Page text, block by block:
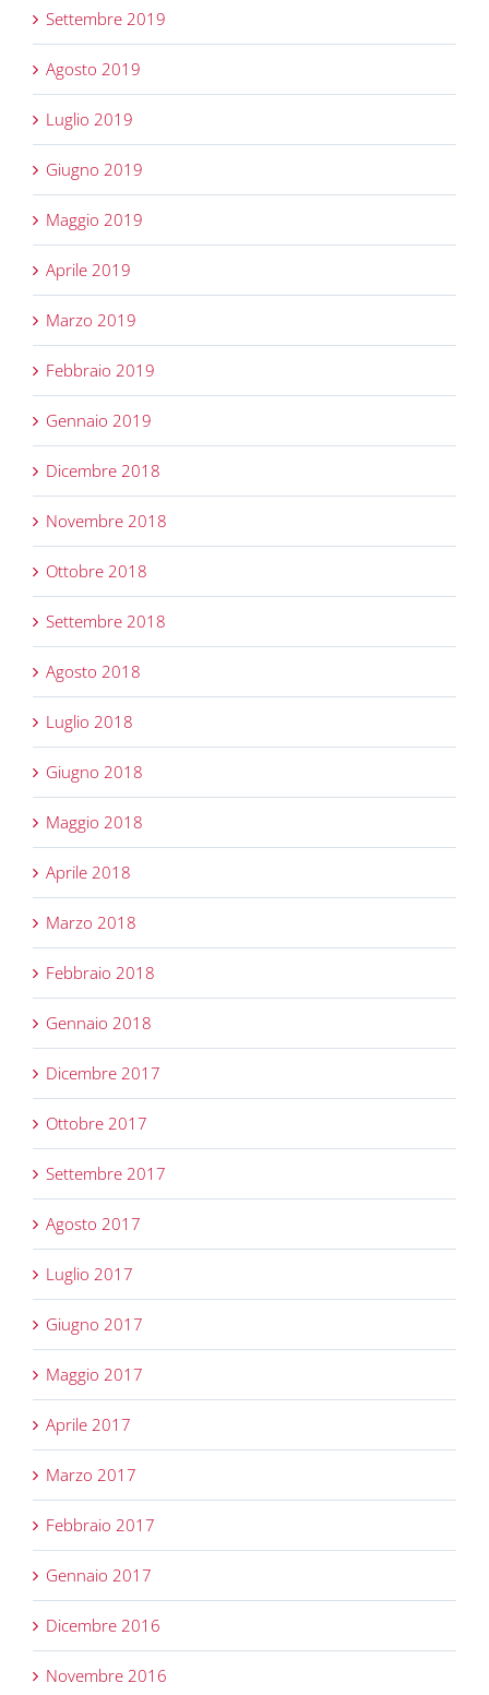
Settembre 2019
Agosto 2019
Luglio 2019
Giugno 2019
Maggio 2019
Aprile 2019
Marzo 2019
Febbraio 2019
Gennaio 2019
Dicembre 2018
Novembre 2018
Ottobre 2018
Settembre 2018
Agosto 2018
Luglio 2018
Giugno 2018
Maggio 2018
Aprile 2018
Marzo 2018
Febbraio 2018
Gennaio 2018
Dicembre 2017
Ottobre 2017
Settembre 2017
Agosto 2017
Luglio 2017
Giugno 2017
Maggio 2017
Aprile 2017
Marzo 2017
Febbraio 2017
Gennaio 2017
Dicembre 2016
Novembre 2016